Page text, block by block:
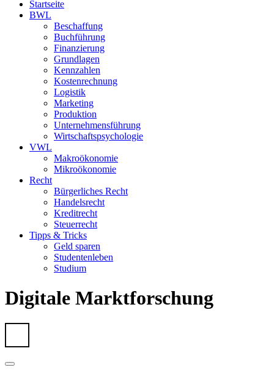
Startseite
BWL
Beschaffung
Buchführung
Finanzierung
Grundlagen
Kennzahlen
Kostenrechnung
Logistik
Marketing
Produktion
Unternehmensführung
Wirtschaftspsychologie
VWL
Makroökonomie
Mikroökonomie
Recht
Bürgerliches Recht
Handelsrecht
Kreditrecht
Steuerrecht
Tipps & Tricks
Geld sparen
Studentenleben
Studium
Digitale Marktforschung